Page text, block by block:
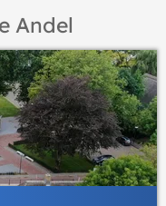
Andel